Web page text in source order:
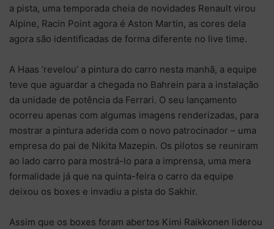
a pista, uma temporada cheia de novidades Renault virou
Alpine, Racin Point agora é Aston Martin, as cores dela
agora são identificadas de forma diferente no live time.
A Haas ‘revelou’ a pintura do carro nesta manhã, a equipe
teve que aguardar a chegada no Bahrein para a instalação
da unidade de potência da Ferrari. O seu lançamento
ocorreu apenas com algumas imagens renderizadas, para
mostrar a pintura aderida com o novo patrocinador – uma
empresa do pai de Nikita Mazepin. Os pilotos se reuniram
ao lado carro para mostrá-lo para a imprensa, uma mera
formalidade já que na quinta-feira o carro da equipe
deixou os boxes e invadiu a pista do Sakhir.
Assim que os boxes foram abertos Kimi Raikkonen liderou